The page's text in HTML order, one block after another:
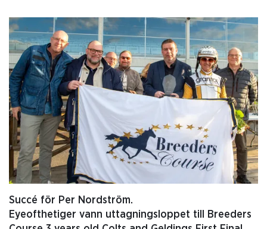
Succé för Per Nordström.
Eyeofthetiger vann uttagningsloppet till Breeders